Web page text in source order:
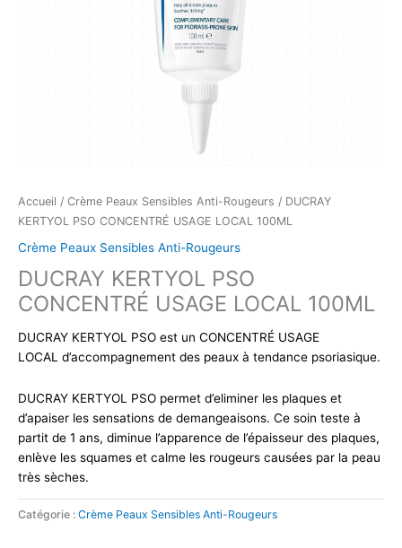
Accueil / Crème Peaux Sensibles Anti-Rougeurs / DUCRAY
KERTYOL PSO CONCENTRÉ USAGE LOCAL 100ML
Crème Peaux Sensibles Anti-Rougeurs
DUCRAY KERTYOL PSO
CONCENTRÉ USAGE LOCAL 100ML
DUCRAY KERTYOL PSO est un CONCENTRÉ USAGE
LOCAL d’accompagnement des peaux à tendance psoriasique.
DUCRAY KERTYOL PSO permet d’eliminer les plaques et
d’apaiser les sensations de demangeaisons. Ce soin teste à
partit de 1 ans, diminue l’apparence de l’épaisseur des plaques,
enlève les squames et calme les rougeurs causées par la peau
très sèches.
Catégorie : Crème Peaux Sensibles Anti-Rougeurs